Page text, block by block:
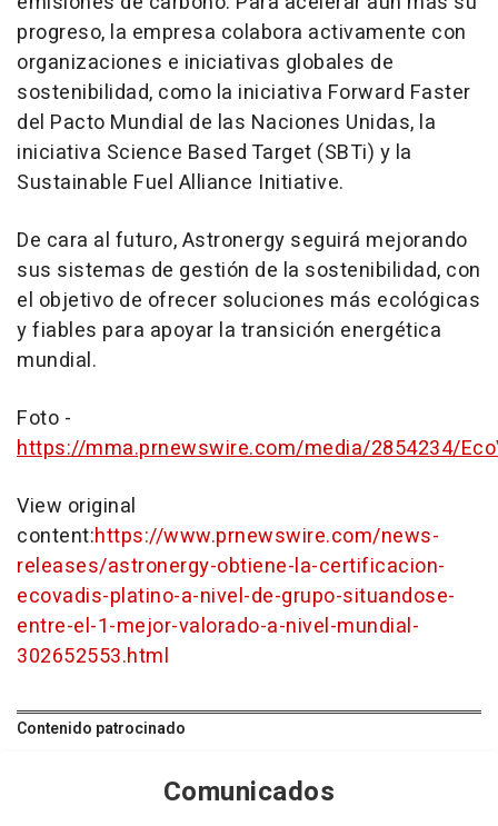
progreso, la empresa colabora activamente con
organizaciones e iniciativas globales de
sostenibilidad, como la iniciativa Forward Faster
del Pacto Mundial de las Naciones Unidas, la
iniciativa Science Based Target (SBTi) y la
Sustainable Fuel Alliance Initiative.
De cara al futuro, Astronergy seguirá mejorando
sus sistemas de gestión de la sostenibilidad, con
el objetivo de ofrecer soluciones más ecológicas
y fiables para apoyar la transición energética
mundial.
Foto -
https://mma.prnewswire.com/media/2854234/
View original
content:https://www.prnewswire.com/news-
releases/astronergy-obtiene-la-certificacion-
ecovadis-platino-a-nivel-de-grupo-situandose-
entre-el-1-mejor-valorado-a-nivel-mundial-
302652553.html
Contenido patrocinado
Comunicados